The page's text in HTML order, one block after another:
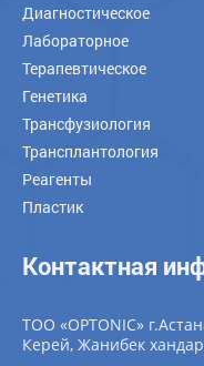
Диагностическое
Лабораторное
Терапевтическое
Генетика
Трансфузиология
Трансплантология
Реагенты
Пластик
Контактная
ТОО «OPTONIC»
Керей, Жанибек